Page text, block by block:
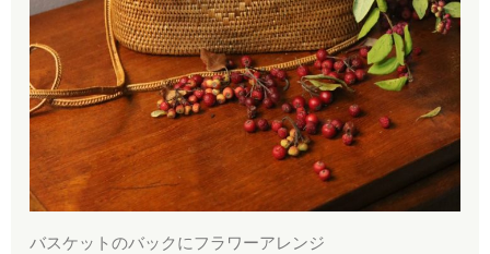
バスケットのバックにフラワーアレンジ